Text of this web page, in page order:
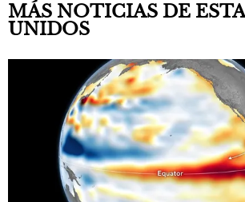
MÁS NOTICIAS DE
UNIDOS